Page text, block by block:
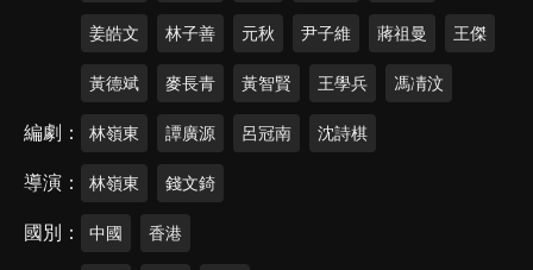
姜皓文 林子善 元秋 尹子維 蔣祖曼 王傑
黃德斌 麥長青 黃智賢 王學兵 馮凊汶
編劇 林嶺東 譚廣源 呂冠南 沈詩棋
導演 林嶺東 錢文錡
國別 中國 香港